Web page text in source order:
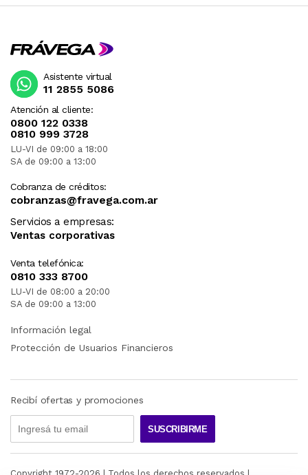
Atención al cliente:
0800 122 0338
0810 999 3728
LU-VI de 09:00 a 18:00
SA de 09:00 a 13:00
Cobranza de créditos:
cobranzas@fravega.com.ar
Servicios a empresas:
Ventas corporativas
Venta telefónica:
0810 333 8700
LU-VI de 08:00 a 20:00
SA de 09:00 a 13:00
Asistente virtual
11 2855 5086
Información legal
Protección de Usuarios Financieros
Recibí ofertas y promociones
SUSCRIBIRME